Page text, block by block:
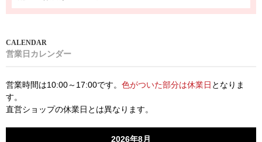
営業日カレンダー
営業時間は10:00～17:00です。 色がついた部分は休業日 となりま
す。
直営ショップの休業日とは異なります。
2026年8月